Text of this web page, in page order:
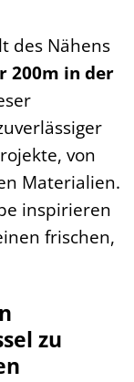
des Nähens
200m in der
von
Materialien.
inspirieren
frischen,
zu